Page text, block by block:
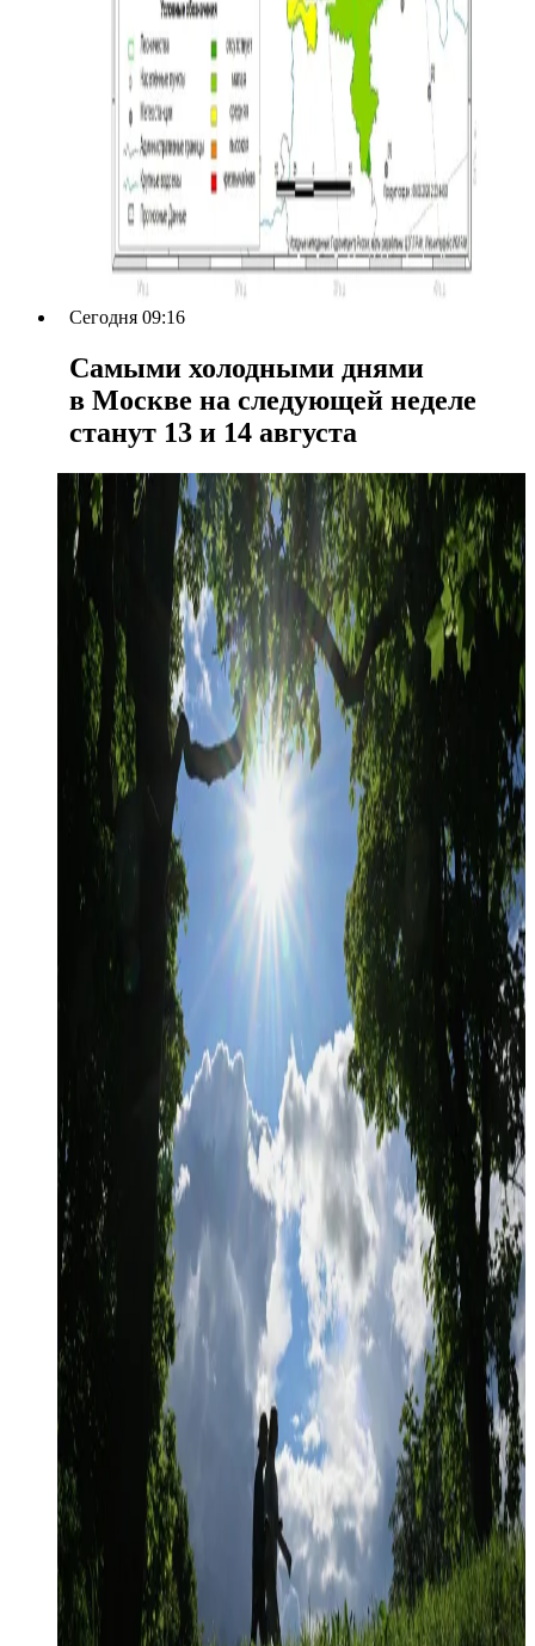
Сегодня 09:16
Самыми холодными днями
в Москве на следующей неделе
станут 13 и 14 августа